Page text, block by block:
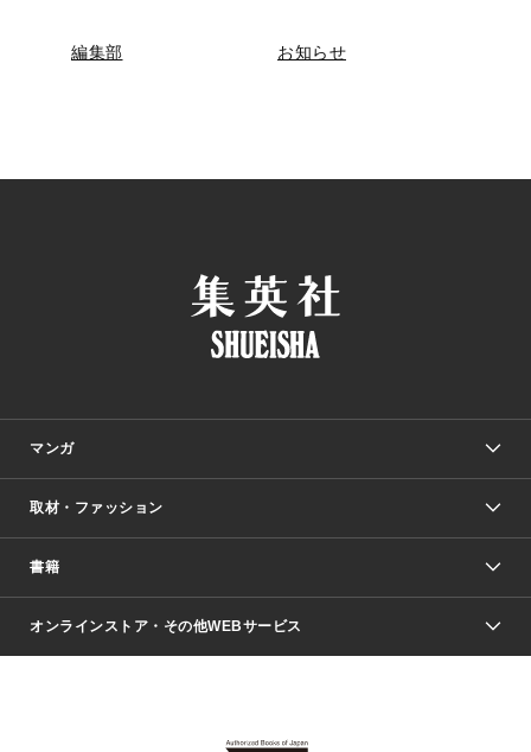
編集部 お知らせ
マンガ
少年マンガ
Vジャンプ
週刊ヤングジャンプ
少女マンガ
取材・ファッション
Seventeen
芸能・情報・スポーツ
書籍
文芸・文庫・総合
オンラインストア・その他WEBサービス